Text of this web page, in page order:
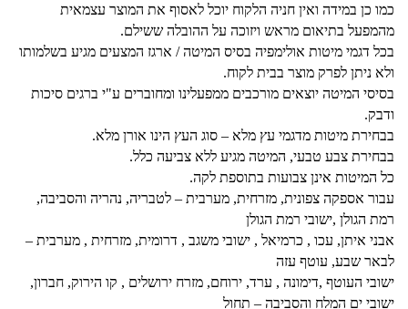
כמו כן במידה ואין חניה הלקוח יוכל לאסוף את המוצר עצמאית
מהמפעל בתיאום מראש ויזוכה על ההובלה ששילם.
בכל דגמי מיטות אולימפיה בסיס המיטה / ארגז המצעים מגיע בשלמותו
ולא ניתן לפרק מוצר בבית לקוח.
בסיסי המיטה יוצאים מורכבים ממפעלינו ומחוברים ע"י ברגים סיכות
ודבק.
בבחירת מיטות מדגמי עץ מלא – סוג העץ הינו אורן מלא.
בבחירת צבע טבעי, המיטה מגיע ללא צביעה כלל.
כל המיטות אינן צבועות בתוספת לקה.
עבור אספקה צפונית, מזרחית, מערבית – לטבריה, נהריה והסביבה,
רמת הגולן ,ישובי רמת הגולן
אבני איתן, עכו , כרמיאל , ישובי משגב , דרומית, מזרחית , מערבית –
לבאר שבע, עוטף עזה
ישובי העוטף ,דימונה , ערד, ירוחם, מזרח ירושלים , קו הירוק, חברון,
ישובי ים המלח והסביבה – תחול